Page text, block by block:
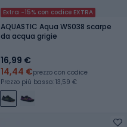
Extra -15% con codice EXTRA
AQUASTIC Aqua WS038 scarpe
da acqua grigie
16,99 €
14,44 €prezzo con codice
Prezzo più basso: 13,59 €